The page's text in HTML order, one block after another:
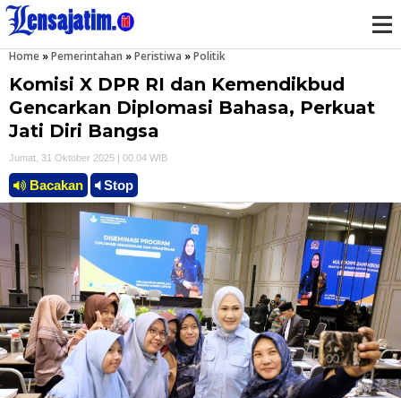
e
Home »Pemerintahan »Peristiwa »Politik
Komisi X DPR RI dan Kemendikbud
Gencarkan Diplomasi Bahasa, Perkuat
Jati Diri Bangsa
Jumat, 31 Oktober 2025 | 00.04 WIB
Bacakan Stop